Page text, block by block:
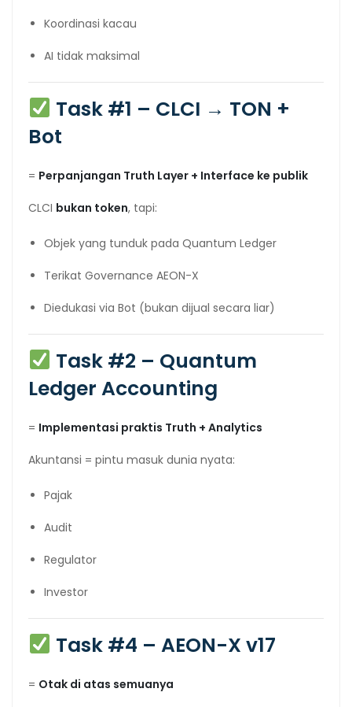
Koordinasi kacau
AI tidak maksimal
Task #1 – CLCI → TON +
Bot
= Perpanjangan Truth Layer + Interface ke publik
CLCI bukan token, tapi:
Objek yang tunduk pada Quantum Ledger
Terikat Governance AEON-X
Diedukasi via Bot (bukan dijual secara liar)
Task #2 – Quantum
Ledger Accounting
= Implementasi praktis Truth + Analytics
Akuntansi = pintu masuk dunia nyata:
Pajak
Audit
Regulator
Investor
Task #4 – AEON-X v17
= Otak di atas semuanya